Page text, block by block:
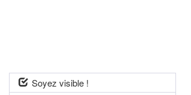
Soyez visible !